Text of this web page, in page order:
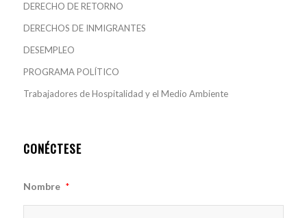
DERECHO DE RETORNO
DERECHOS DE INMIGRANTES
DESEMPLEO
PROGRAMA POLÍTICO
Trabajadores de Hospitalidad y el Medio Ambiente
CONÉCTESE
Nombre *